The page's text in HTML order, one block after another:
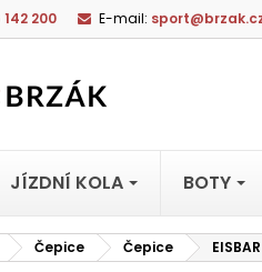
200 E-mail:
JÍZDNÍ KOLA BOTY
Čepice Čepice